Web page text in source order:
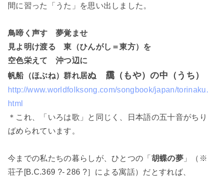
間に習った「うた」を思い出しました。
鳥啼く声す 夢覚ませ
見よ明け渡る 東（ひんがし＝東方）を
空色栄えて 沖つ辺に
帆船（ほぶね）群れ居ぬ 靄（もや）の中（うち）
http://www.worldfolksong.com/songbook/japan/torinaku.
html
＊これ、「いろは歌」と同じく、日本語の五十音がちり
ばめられています。
今までの私たちの暮らしが、ひとつの「 胡蝶の夢 」（※
荘子[B.C.369 ?- 286 ?］による寓話）だとすれば、